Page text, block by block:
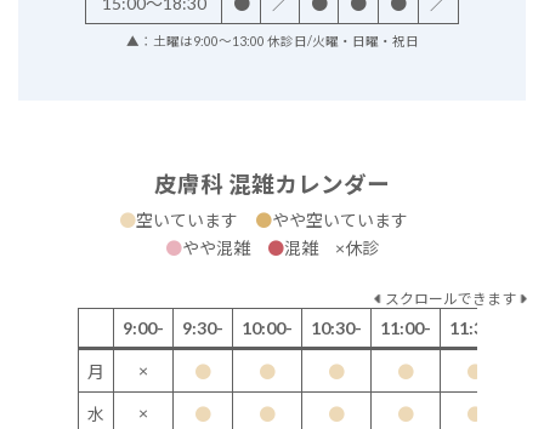
▲：土曜は9:00～13:00 休診日/火曜・日曜・祝日
皮膚科 混雑カレンダー
●空いています ●やや空いています
●やや混雑 ●混雑 ×休診
スクロールできます
9:00- 9:30- 10:00- 10:30- 11:00- 11:30-
月 × ● ● ● ● ●
水 × ● ● ● ● ●